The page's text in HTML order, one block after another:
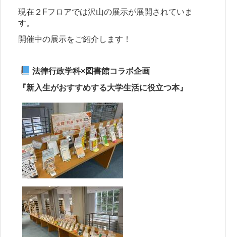
現在２Fフロアでは沢山の展示が展開されていま
す。
開催中の展示をご紹介します！
法律行政学科×図書館コラボ企画
『新入生がおすすめする大学生活に役立つ本』